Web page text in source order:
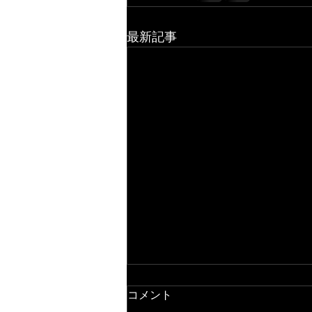
最新記事
コメント